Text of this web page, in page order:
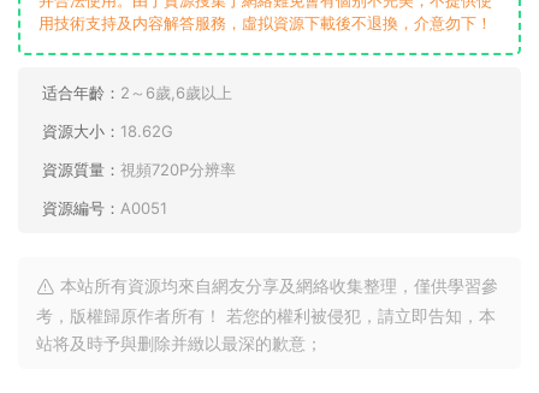
用技術支持及内容解答服務，虛拟資源下載後不退換，介意勿下！
适合年齡： 2～6歲,6歲以上
資源大小： 18.62G
資源質量： 視頻720P分辨率
資源編号： A0051
本站所有資源均來自網友分享及網絡收集整理，僅供學習參
考，版權歸原作者所有！ 若您的權利被侵犯，請立即告知，本
站将及時予與删除并緻以最深的歉意；